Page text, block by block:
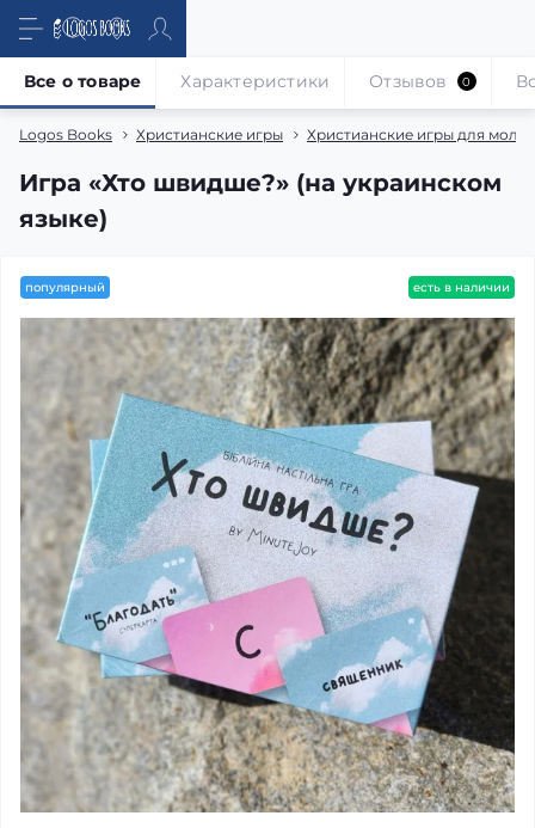
Logos Books Христианские игры Христианские игры для
Игра «Хто швидше?» (на украинском
языке)
Все о товаре Характеристики Отзывов 0
популярный есть в наличии